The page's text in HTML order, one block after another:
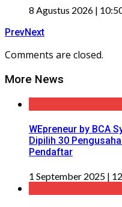
8 Agustus 2026 |
PrevNext
Comments are closed.
More News
WEpreneur by BCA
Dipilih 30
Pendaftar
1 September 2025 |